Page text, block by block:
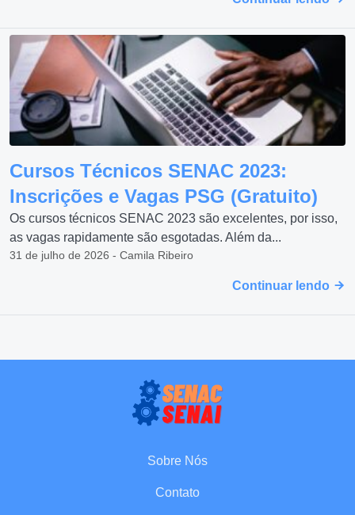
Cursos Técnicos SENAC 2023:
Inscrições e Vagas PSG (Gratuito)
Os cursos técnicos SENAC 2023 são excelentes, por isso,
as vagas rapidamente são esgotadas. Além da...
31 de julho de 2026 - Camila Ribeiro
Continuar lendo
Sobre Nós
Contato